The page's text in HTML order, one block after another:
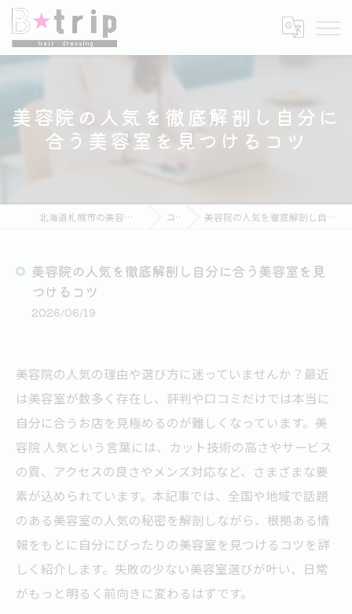
美容院の人気を徹底解剖し自分に
合う美容室を見つけるコツ
北海道札幌市の美容室ならB★trip hair dressing コラム 美容院の人気を徹底解剖し自分に合う美容室を見つけるコツ
美容院の人気を徹底解剖し自分に合う美容室を見
つけるコツ
2026/06/19
美容院の人気の理由や選び方に迷っていませんか？最近
は美容室が数多く存在し、評判や口コミだけでは本当に
自分に合うお店を見極めるのが難しくなっています。美
容院 人気という言葉には、カット技術の高さやサービス
の質、アクセスの良さやメンズ対応など、さまざまな要
素が込められています。本記事では、全国や地域で話題
のある美容室の人気の秘密を解剖しながら、根拠ある情
報をもとに自分にぴったりの美容室を見つけるコツを詳
しく紹介します。失敗の少ない美容室選びが叶い、日常
がもっと明るく前向きに変わるはずです。